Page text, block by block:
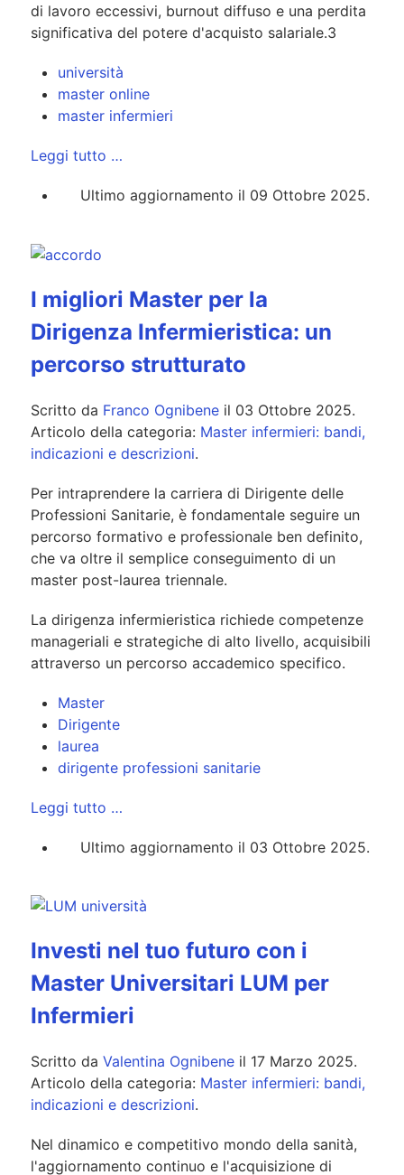
di lavoro eccessivi, burnout diffuso e una perdita
significativa del potere d'acquisto salariale.3
università
master online
master infermieri
Leggi tutto …
Ultimo aggiornamento il 09 Ottobre 2025.
I migliori Master per la
Dirigenza Infermieristica: un
percorso strutturato
Scritto da Franco Ognibene il 03 Ottobre 2025.
Articolo della categoria: Master infermieri: bandi,
indicazioni e descrizioni.
Per intraprendere la carriera di Dirigente delle
Professioni Sanitarie, è fondamentale seguire un
percorso formativo e professionale ben definito,
che va oltre il semplice conseguimento di un
master post-laurea triennale.
La dirigenza infermieristica richiede competenze
manageriali e strategiche di alto livello, acquisibili
attraverso un percorso accademico specifico.
Master
Dirigente
laurea
dirigente professioni sanitarie
Leggi tutto …
Ultimo aggiornamento il 03 Ottobre 2025.
Investi nel tuo futuro con i
Master Universitari LUM per
Infermieri
Scritto da Valentina Ognibene il 17 Marzo 2025.
Articolo della categoria: Master infermieri: bandi,
indicazioni e descrizioni.
Nel dinamico e competitivo mondo della sanità,
l'aggiornamento continuo e l'acquisizione di